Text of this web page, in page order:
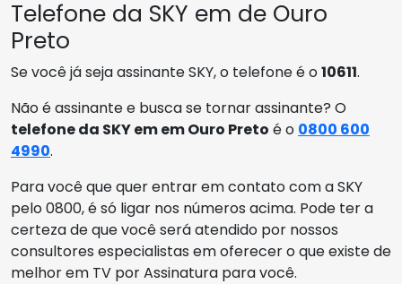
Telefone da SKY em de Ouro
Preto
Se você já seja assinante SKY, o telefone é o10611.
Não é assinante e busca se tornar assinante? O
telefone da SKY em em Ouro Preto é o 0800 600
4990.
Para você que quer entrar em contato com a SKY
pelo 0800, é só ligar nos números acima. Pode ter a
certeza de que você será atendido por nossos
consultores especialistas em oferecer o que existe de
melhor em TV por Assinatura para você.